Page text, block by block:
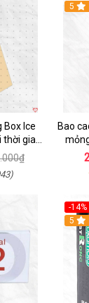
Box Ice
gian
Hot
5
Bao
-14%
Hot
5